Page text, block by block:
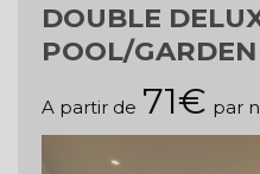
DOUBLE
POOL/
A partir de 71€ par